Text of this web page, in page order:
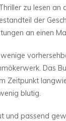
zu lesen an
der
an einen
Das
Zeitpunkt
blutig.
und passend